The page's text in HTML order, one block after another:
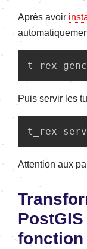
Après avoir
t_rex
Puis servir les
t_rex
Attention aux
fonction